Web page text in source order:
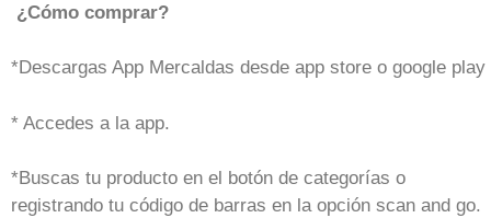
¿Cómo comprar?
*Descargas App Mercaldas desde app store o google
* Accedes a la app.
*Buscas tu producto en el botón de categorías o
registrando tu código de barras en la opción scan and go.